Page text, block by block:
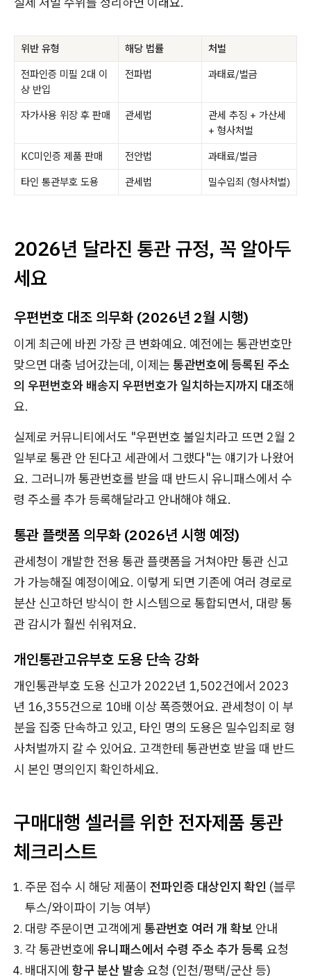
위반 유형 해당 법률
처벌
전파인증 미필 2대 이
상 반입
전파법 과태료/벌금
자가사용 위장 후 판매 관세법
관세 추징 + 가산세
+ 형사처벌
KC미인증 제품 판매
전안법
과태료/벌금
타인 통관부호 도용
관세법 밀수입죄 (형사처벌)
2026년 달라진 통관 규정, 꼭 알아두
세요
우편번호 대조 의무화 (2026년 2월 시행)
이게 최근에 바뀐 가장 큰 변화예요. 예전에는 통관번호만
맞으면 대충 넘어갔는데, 이제는 통관번호에 등록된 주소
의 우편번호와 배송지 우편번호가 일치하는지까지 대조해
요.
실제로 커뮤니티에서도 "우편번호 불일치라고 뜨면 2월 2
일부로 통관 안 된다고 세관에서 그랬다"는 얘기가 나왔어
요. 그러니까 통관번호를 받을 때 반드시 유니패스에서 수
령 주소를 추가 등록해달라고 안내해야 해요.
통관 플랫폼 의무화 (2026년 시행 예정)
관세청이 개발한 전용 통관 플랫폼을 거쳐야만 통관 신고
가 가능해질 예정이에요. 이렇게 되면 기존에 여러 경로로
분산 신고하던 방식이 한 시스템으로 통합되면서, 대량 통
관 감시가 훨씬 쉬워져요.
개인통관고유부호 도용 단속 강화
개인통관부호 도용 신고가 2022년 1,502건에서 2023
년 16,355건으로 10배 이상 폭증했어요. 관세청이 이 부
분을 집중 단속하고 있고, 타인 명의 도용은 밀수입죄로 형
사처벌까지 갈 수 있어요. 고객한테 통관번호 받을 때 반드
시 본인 명의인지 확인하세요.
구매대행 셀러를 위한 전자제품 통관
체크리스트
주문 접수 시 해당 제품이 전파인증 대상인지 확인 (블루
투스/와이파이 기능 여부)
대량 주문이면 고객에게 통관번호 여러 개 확보 안내
각 통관번호에 유니패스에서 수령 주소 추가 등록 요청
배대지에 항구 분산 발송요청 (인천/평택/군산 등)